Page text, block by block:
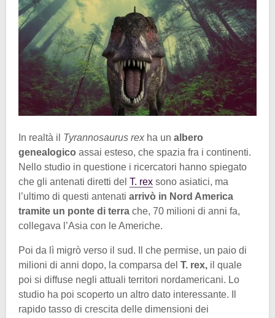
In realtà il Tyrannosaurus rex ha un albero
genealogico assai esteso, che spazia fra i continenti.
Nello studio in questione i ricercatori hanno spiegato
che gli antenati diretti del T. rex sono asiatici, ma
l’ultimo di questi antenati arrivò in Nord America
tramite un ponte di terra che, 70 milioni di anni fa,
collegava l’Asia con le Americhe.
Poi da lì migrò verso il sud. Il che permise, un paio di
milioni di anni dopo, la comparsa del T. rex, il quale
poi si diffuse negli attuali territori nordamericani. Lo
studio ha poi scoperto un altro dato interessante. Il
rapido tasso di crescita delle dimensioni dei